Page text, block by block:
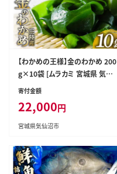
【わかめの王様】金のわかめ 200
g×10袋 [ムラカミ 宮城県 気仙
沼市 20563608]
寄付金額
22,000円
宮城県気仙沼市